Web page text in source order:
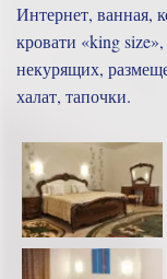
Интернет, ванная,
кровати «king
некурящих,
халат, тапочки.